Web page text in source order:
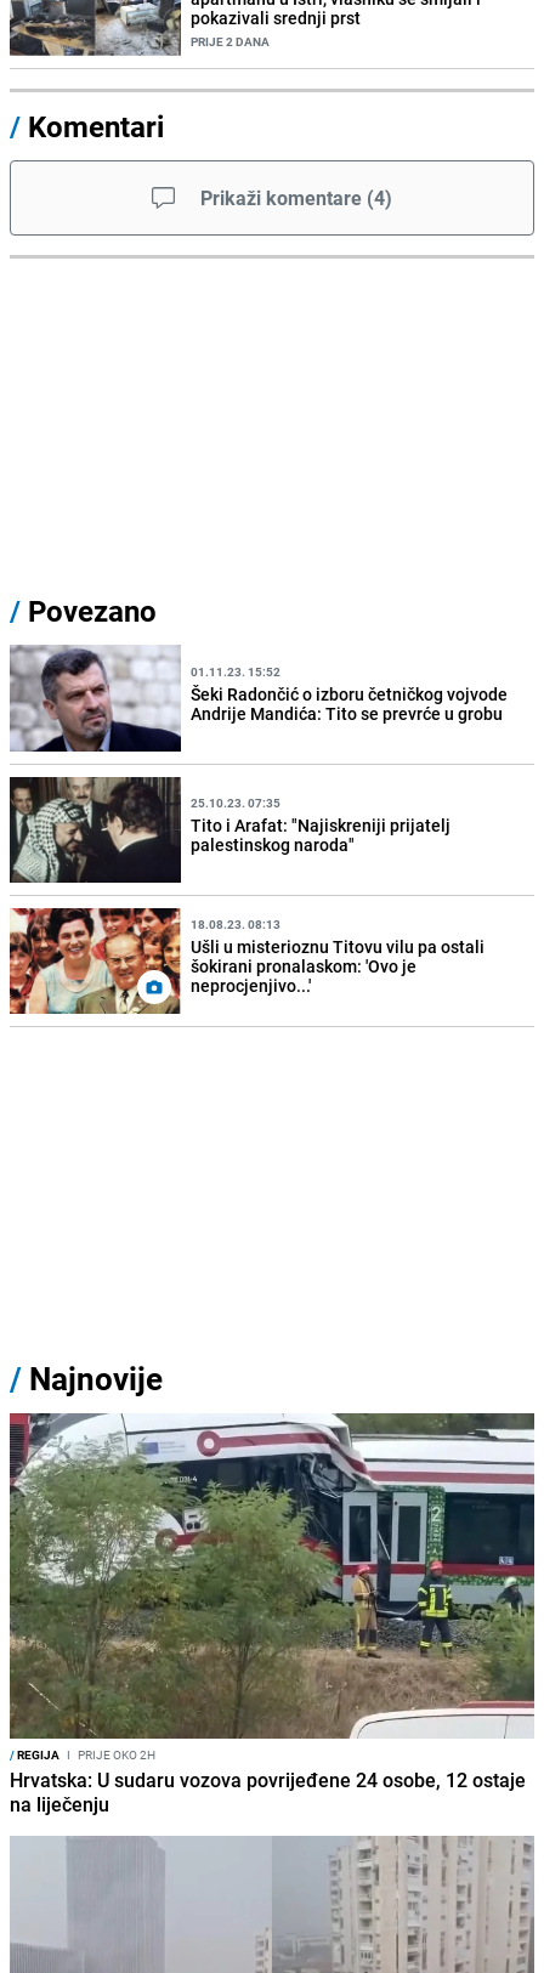
pokazivali srednji prst
PRIJE 2 DANA
/ Komentari
Prikaži komentare (4)
/ Povezano
01.11.23. 15:52
Šeki Radončić o izboru četničkog vojvode
Andrije Mandića: Tito se prevrće u grobu
25.10.23. 07:35
Tito i Arafat: "Najiskreniji prijatelj
palestinskog naroda"
18.08.23. 08:13
Ušli u misterioznu Titovu vilu pa ostali
šokirani pronalaskom: 'Ovo je
neprocjenjivo...'
/ Najnovije
/REGIJA I PRIJE OKO 2H
Hrvatska: U sudaru vozova povrijeđene 24 osobe, 12 ostaje
na liječenju